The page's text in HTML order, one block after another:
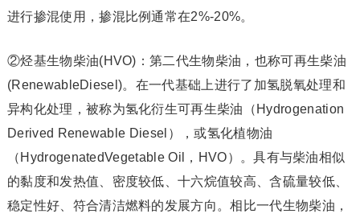
进行掺混使用，掺混比例通常在2%-20%。
②烃基生物柴油(HVO)：第二代生物柴油，也称可再生柴油
(RenewableDiesel)。在一代基础上进行了加氢脱氧处理和
异构化处理，被称为氢化衍生可再生柴油（Hydrogenation
Derived Renewable Diesel），或氢化植物油
（HydrogenatedVegetable Oil，HVO）。具有与柴油相似
的黏度和发热值、密度较低、十六烷值较高、含硫量较低、
稳定性好、符合清洁燃料的发展方向。相比一代生物柴油，